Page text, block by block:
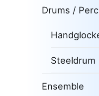
Drums /
Steeldrum
Ensemble